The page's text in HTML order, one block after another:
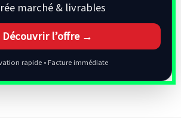
marché & livrables
Découvrir l’offre →
rapide • Facture immédiate